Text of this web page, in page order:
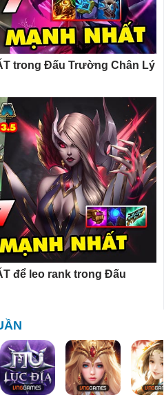
trong Đấu Trường Chân Lý
để leo rank trong Đấu